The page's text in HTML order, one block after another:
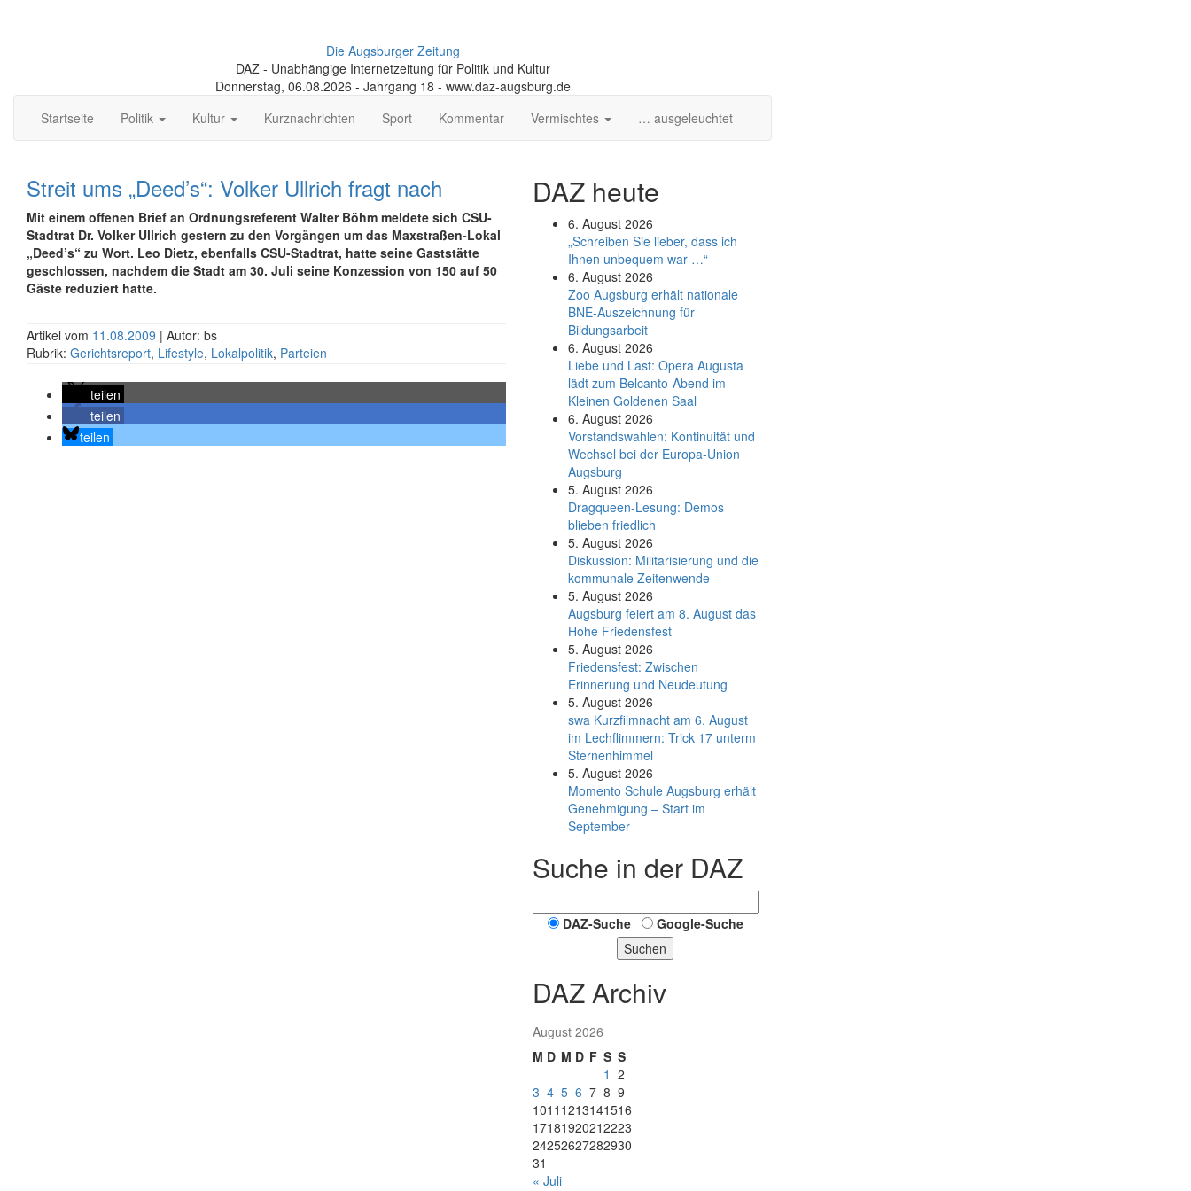
Die Augsburger Zeitung
DAZ - Unabhängige Internetzeitung für Politik und Kultur
Donnerstag, 06.08.2026 - Jahrgang 18 - www.daz-augsburg.de
Startseite
Politik Kultur Kurznachrichten Sport Kommentar Vermischtes … ausgeleuchtet
Streit ums „Deed’s“: Volker Ullrich fragt nach
Mit einem offenen Brief an Ordnungsreferent Walter Böhm meldete sich CSU-
Stadtrat Dr. Volker Ullrich gestern zu den Vorgängen um das Maxstraßen-Lokal
„Deed’s“ zu Wort. Leo Dietz, ebenfalls CSU-Stadtrat, hatte seine Gaststätte
geschlossen, nachdem die Stadt am 30. Juli seine Konzession von 150 auf 50
Gäste reduziert hatte.
Artikel vom 11.08.2009 | Autor: bs
Rubrik: Gerichtsreport, Lifestyle, Lokalpolitik, Parteien
teilen
teilen
teilen
DAZ heute
6. August 2026
„Schreiben Sie lieber, dass ich
Ihnen unbequem war …“
6. August 2026
Zoo Augsburg erhält nationale
BNE-Auszeichnung für
Bildungsarbeit
6. August 2026
Liebe und Last: Opera Augusta
lädt zum Belcanto-Abend im
Kleinen Goldenen Saal
6. August 2026
Vorstandswahlen: Kontinuität und
Wechsel bei der Europa-Union
Augsburg
5. August 2026
Dragqueen-Lesung: Demos
blieben friedlich
5. August 2026
Diskussion: Mi­li­ta­ri­sie­rung und die
kommunale Zeitenwende
5. August 2026
Augsburg feiert am 8. August das
Hohe Friedensfest
5. August 2026
Friedensfest: Zwischen
Erinnerung und Neudeutung
5. August 2026
swa Kurz­film­nacht am 6. August
im Lech­flim­mern: Trick 17 unterm
Sternen­himmel
5. August 2026
Momento Schule Augsburg erhält
Genehmigung – Start im
September
Suche in der DAZ
DAZ-Suche
Google-Suche
Suchen
DAZ Archiv
August 2026
M D M D F S S
1 2
3 4 5 6 7 8 9
1011 1213141516
17181920212223
24252627282930
31
« Juli